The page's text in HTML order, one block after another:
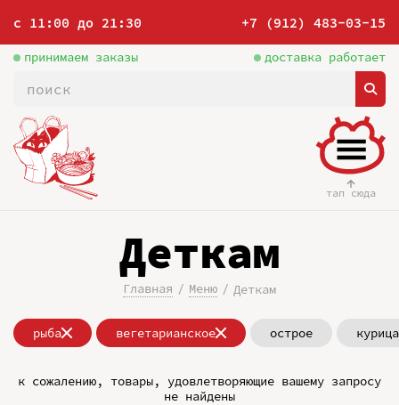
с 11:00 до 21:30 +7 (912) 483-03-15
принимаем заказы доставка работает
тап сюда
Деткам
Главная Меню Деткам
рыба вегетарианское острое курица
к сожалению, товары, удовлетворяющие вашему запросу
не найдены